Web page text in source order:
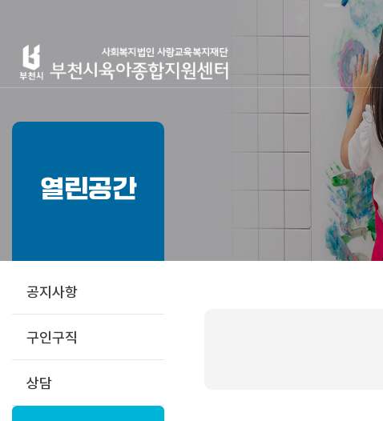
열린공간
공지사항
구인구직
상담